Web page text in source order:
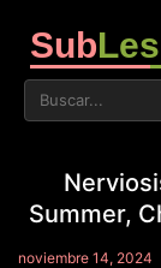
Sub
Summer,
noviembre 14, 2024